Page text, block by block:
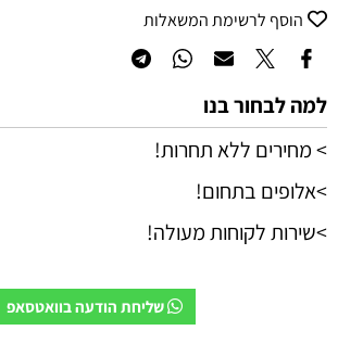
הוסף לרשימת המשאלות
למה לבחור בנו
> מחירים ללא תחרות!
>אלופים בתחום!
>שירות לקוחות מעולה!
שליחת הודעה בוואטסאפ